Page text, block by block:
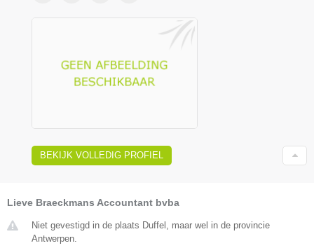
BEKIJK VOLLEDIG PROFIEL
Lieve Braeckmans Accountant bvba
Niet gevestigd in de plaats Duffel, maar wel in de provincie
Antwerpen.